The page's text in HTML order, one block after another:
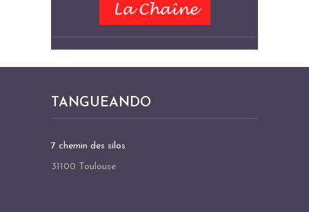
TANGUEANDO
7 chemin des silos
31100 Toulouse